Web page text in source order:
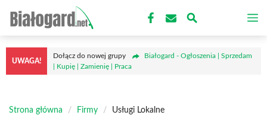
treści
UWAGA!
Dołącz do nowej grupy
Białogard - Ogłoszenia | Sprzedam
| Kupię | Zamienię | Praca
Strona główna / Firmy / Usługi Lokalne